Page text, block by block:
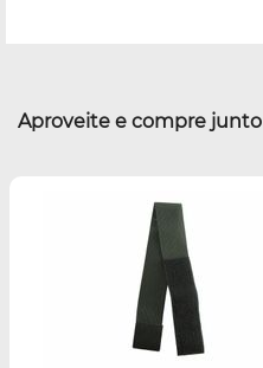
Aproveite e compre junto